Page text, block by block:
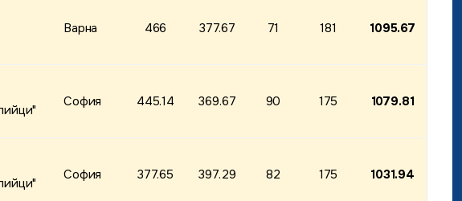
Варна 466 377.67 71 181 1095.67
София 445.14 369.67 90 175 1079.81
София 377.65 397.29 82 175 1031.94